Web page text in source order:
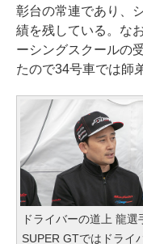
彰台の常連であり、
績を残している。な
ーシングスクールの
たので34号車では師
ドライバーの道上 龍選
SUPER GTではドライ